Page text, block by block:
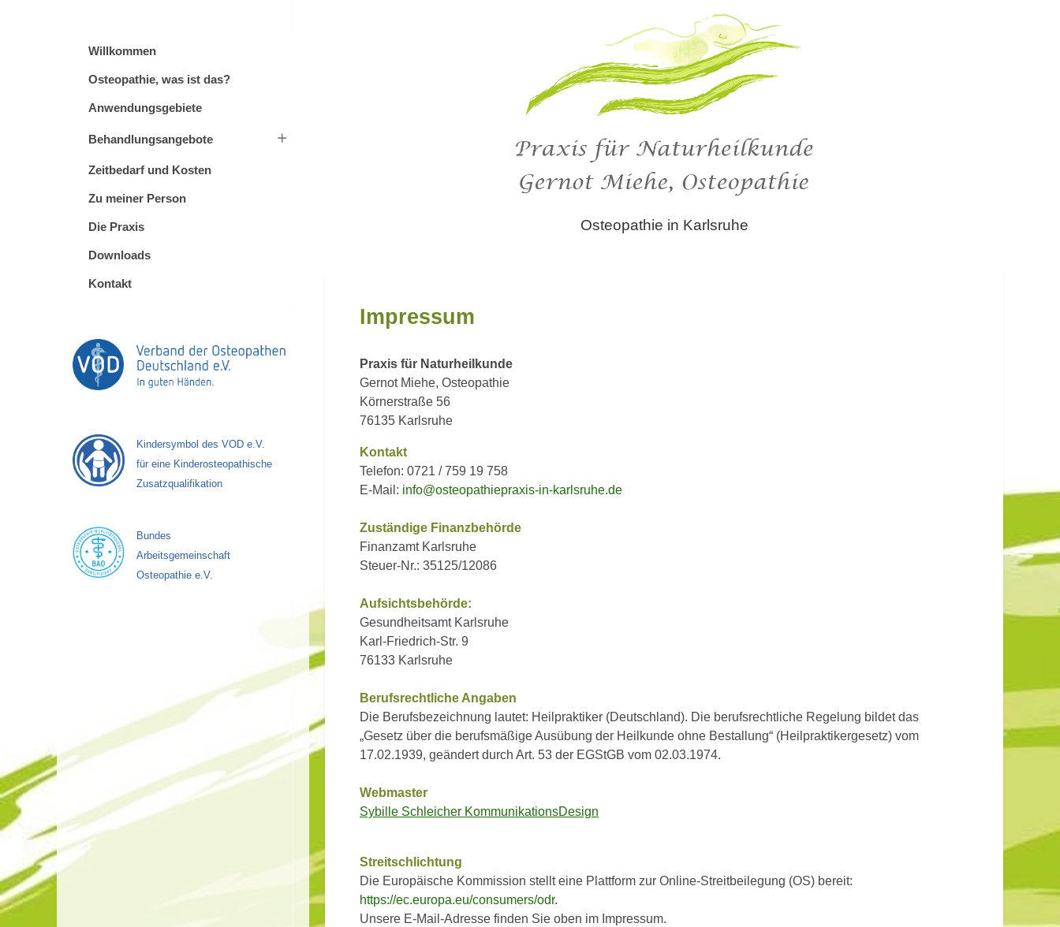
Willkommen
Osteopathie, was ist das?
Anwendungsgebiete
Behandlungsangebote
Zeitbedarf und Kosten
Zu meiner Person
Die Praxis
Downloads
Kontakt
Kindersymbol des VOD e.V.
für eine Kinderosteopathische
Zusatzqualifikation
Bundes
Arbeitsgemeinschaft
Osteopathie e.V.
Osteopathie in Karlsruhe
Impressum
Praxis für Naturheilkunde
Gernot Miehe, Osteopathie
Körnerstraße 56
76135 Karlsruhe
Kontakt
Telefon: 0721 / 759 19 758
E-Mail: info@osteopathiepraxis-in-karlsruhe.de
Zuständige Finanzbehörde
Finanzamt Karlsruhe
Steuer-Nr.: 35125/12086
Aufsichtsbehörde:
Gesundheitsamt Karlsruhe
Karl-Friedrich-Str. 9
76133 Karlsruhe
Berufsrechtliche Angaben
Die Berufsbezeichnung lautet: Heilpraktiker (Deutschland). Die berufsrechtliche Regelung bildet das
„Gesetz über die berufsmäßige Ausübung der Heilkunde ohne Bestallung“ (Heilpraktikergesetz) vom
17.02.1939, geändert durch Art. 53 der EGStGB vom 02.03.1974.
Webmaster
Sybille Schleicher KommunikationsDesign
Streitschlichtung
Die Europäische Kommission stellt eine Plattform zur Online-Streitbeilegung (OS) bereit:
https://ec.europa.eu/consumers/odr.
Unsere E-Mail-Adresse finden Sie oben im Impressum.